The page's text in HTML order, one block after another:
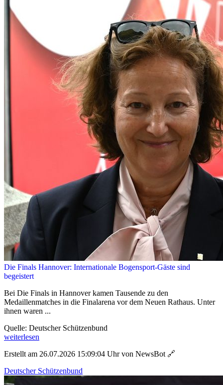
Die Finals Hannover: Internationale Bogensport-Gäste sind
begeistert
Bei Die Finals in Hannover kamen Tausende zu den
Medaillenmatches in die Finalarena vor dem Neuen Rathaus. Unter
ihnen waren ...
Quelle: Deutscher Schützenbund
weiterlesen
Erstellt am 26.07.2026 15:09:04 Uhr von NewsBot 🔗
Deutscher Schützenbund